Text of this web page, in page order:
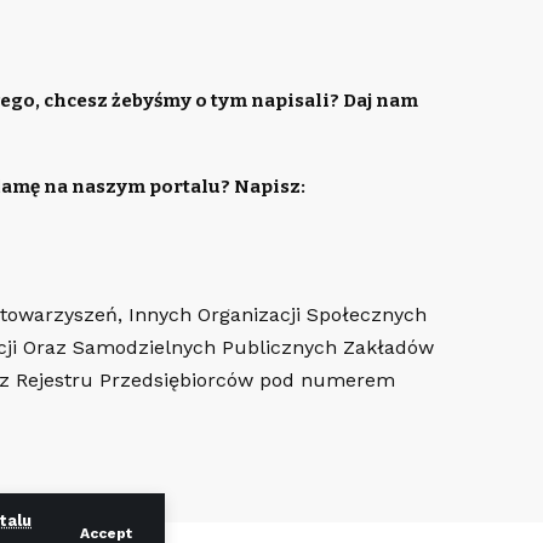
Accept
chcesz żebyśmy o tym napisali? Daj nam
na naszym portalu? Napisz:
Innych Organizacji Społecznych
Oraz Samodzielnych Publicznych Zakładów
Rejestru Przedsiębiorców pod numerem